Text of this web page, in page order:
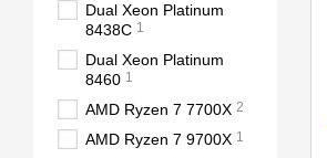
Dual Xeon Platinum
8438C 1
Dual Xeon Platinum
8460 1
AMD Ryzen 7 7700X 2
AMD Ryzen 7 9700X 1